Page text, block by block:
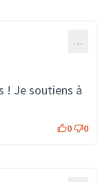
…
! Je soutiens à
0 0